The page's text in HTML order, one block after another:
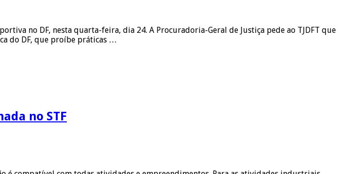
no DF, nesta quarta-feira, dia 24. A Procuradoria-Geral de Justiça pede ao TJDFT que
do DF, que proíbe práticas …
no STF